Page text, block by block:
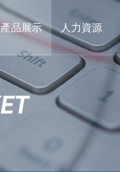
產品展示 人力資源